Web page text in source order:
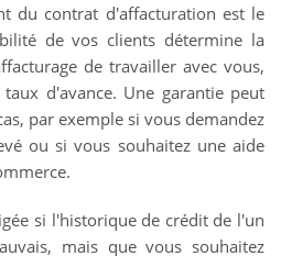
du contrat d'affacturation est le
de vos clients détermine la
de travailler avec vous,
d'avance. Une garantie peut
par exemple si vous demandez
ou si vous souhaitez une aide
si l'historique de crédit de l'un
mais que vous souhaitez